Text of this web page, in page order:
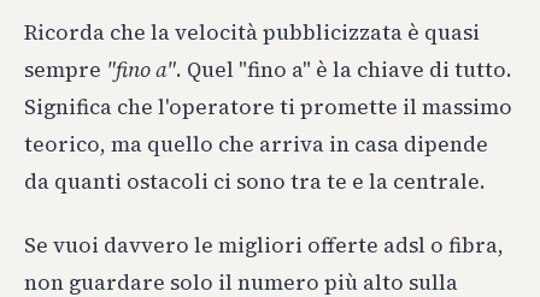
Ricorda che la velocità pubblicizzata è quasi
sempre "fino a". Quel "fino a" è la chiave di tutto.
Significa che l'operatore ti promette il massimo
teorico, ma quello che arriva in casa dipende
da quanti ostacoli ci sono tra te e la centrale.
Se vuoi davvero le migliori offerte adsl o fibra,
non guardare solo il numero più alto sulla